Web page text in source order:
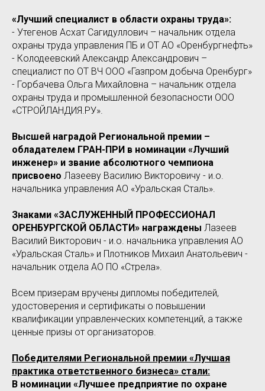
«Лучший специалист в области охраны труда»:
- Утегенов Асхат Сагидуллович – начальник отдела
охраны труда управления ПБ и ОТ АО «Оренбургнефть»
- Колодеевский Александр Александрович –
специалист по ОТ ВЧ ООО «Газпром добыча Оренбург»
- Горбачева Ольга Михайловна – начальник отдела
охраны труда и промышленной безопасности ООО
«СТРОЙЛАНДИЯ.РУ».
Высшей наградой Региональной премии –
обладателем ГРАН-ПРИ в номинации «Лучший
инженер» и звание абсолютного чемпиона
присвоено Лазееву Василию Викторовичу - и.о.
начальника управления АО «Уральская Сталь».
Знаками «ЗАСЛУЖЕННЫЙ ПРОФЕССИОНАЛ
ОРЕНБУРГСКОЙ ОБЛАСТИ» награждены Лазеев
Василий Викторович - и.о. начальника управления АО
«Уральская Сталь» и Плотников Михаил Анатольевич -
начальник отдела АО ПО «Стрела».
Всем призерам вручены дипломы победителей,
удостоверения и сертификаты о повышении
квалификации управленческих компетенций, а также
ценные призы от организаторов.
Победителями Региональной премии «Лучшая
практика ответственного бизнеса» стали:
В номинации «Лучшее предприятие по охране